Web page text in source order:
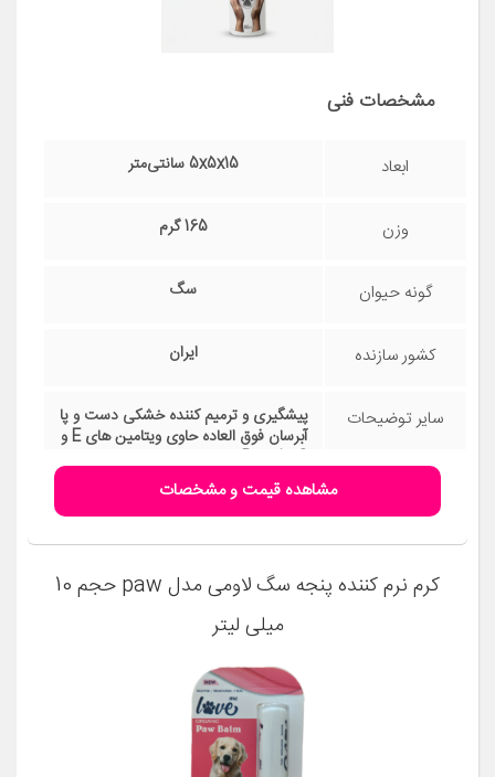
مشخصات فنی
ابعاد
وزن
گونه حیوان
کشور سازنده
سایر توضیحات
5x5x15 سانتی‌متر
165 گرم
سگ
ایران
پیشگیری و ترمیم کننده خشکی دست و پا
آبرسان فوق العاده حاوی ویتامین های E و
و زینک حاوی عصاره آلوئه ورا، روغن آرگان
و جوجوبا بدون چربی با قابلیت جذب بالا
سرشار از آنتی اکسیدان‌های مناسب و
اسیدهای چرب ضروری
مشاهده قیمت و مشخصات
کرم نرم کننده پنجه سگ لاومی مدل paw حجم 10
میلی لیتر